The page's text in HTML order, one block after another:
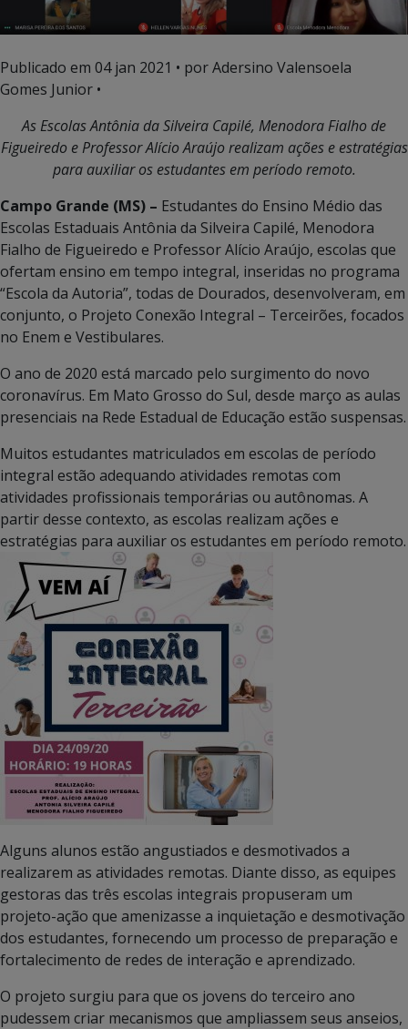
Publicado em 04 jan 2021 • por Adersino Valensoela
Gomes Junior •
As Escolas Antônia da Silveira Capilé, Menodora Fialho de
Figueiredo e Professor Alício Araújo realizam ações e estratégias
para auxiliar os estudantes em período remoto.
Campo Grande (MS) – Estudantes do Ensino Médio das
Escolas Estaduais Antônia da Silveira Capilé, Menodora
Fialho de Figueiredo e Professor Alício Araújo, escolas que
ofertam ensino em tempo integral, inseridas no programa
“Escola da Autoria”, todas de Dourados, desenvolveram, em
conjunto, o Projeto Conexão Integral – Terceirões, focados
no Enem e Vestibulares.
O ano de 2020 está marcado pelo surgimento do novo
coronavírus. Em Mato Grosso do Sul, desde março as aulas
presenciais na Rede Estadual de Educação estão suspensas.
Muitos estudantes matriculados em escolas de período
integral estão adequando atividades remotas com
atividades profissionais temporárias ou autônomas. A
partir desse contexto, as escolas realizam ações e
estratégias para auxiliar os estudantes em período remoto.
Alguns alunos estão angustiados e desmotivados a
realizarem as atividades remotas. Diante disso, as equipes
gestoras das três escolas integrais propuseram um
projeto-ação que amenizasse a inquietação e desmotivação
dos estudantes, fornecendo um processo de preparação e
fortalecimento de redes de interação e aprendizado.
O projeto surgiu para que os jovens do terceiro ano
pudessem criar mecanismos que ampliassem seus anseios,